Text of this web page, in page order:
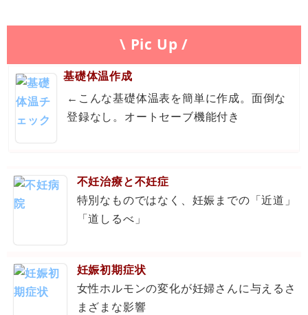
\ Pic Up /
基礎体温作成
←こんな基礎体温表を簡単に作成。面倒な
登録なし。オートセーブ機能付き
不妊治療と不妊症
特別なものではなく、妊娠までの「近道」
「道しるべ」
妊娠初期症状
女性ホルモンの変化が妊婦さんに与えるさ
まざまな影響